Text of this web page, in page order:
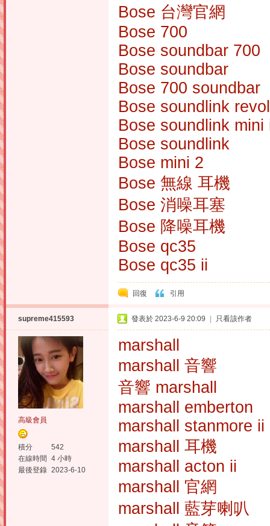
Bose 台灣官網
Bose 700
Bose soundbar 700
Bose soundbar
Bose 700 soundbar
Bose soundlink
Bose soundlink mini
Bose soundlink
Bose mini 2
Bose 無線 耳機
Bose 消噪耳塞
Bose 降噪耳機
Bose qc35
Bose qc35 ii
回復 引用
supreme415593
高級會員
積分
542
在線時間
4 小時
最後登錄 2023-6-10
發表於 2023-6-9 20:09 只看該作者
marshall
marshall 音響
音響 marshall
marshall emberton
marshall stanmore ii
marshall 耳機
marshall acton ii
marshall 官網
marshall 藍芽喇叭